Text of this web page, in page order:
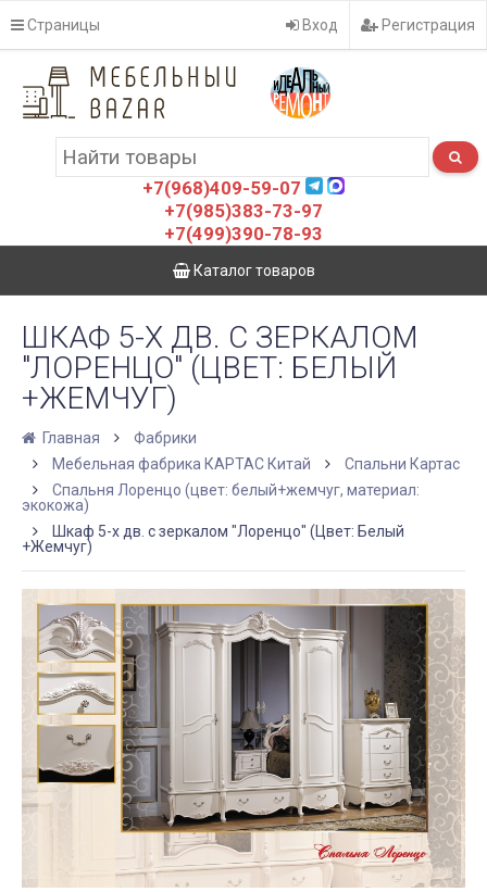
Страницы Вход Регистрация
+7(968)409-59-07
+7(985)383-73-97
+7(499)390-78-93
Каталог товаров
ШКАФ 5-Х ДВ. С ЗЕРКАЛОМ
"ЛОРЕНЦО" (ЦВЕТ: БЕЛЫЙ
+ЖЕМЧУГ)
Главная
Фабрики
Мебельная фабрика КАРТАС Китай
Спальни Картас
Спальня Лоренцо (цвет: белый+жемчуг, материал:
экокожа)
Шкаф 5-х дв. с зеркалом "Лоренцо" (Цвет: Белый
+Жемчуг)